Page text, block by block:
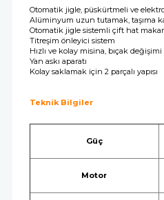
Otomatik jigle, püskürtmeli ve
Alüminyum uzun tutamak, taşıma
Otomatik jigle sistemli çift hat
Titreşim önleyici sistem
Hızlı ve kolay misina, bıçak değişimi
Yan askı aparatı
Kolay saklamak için 2 parçalı yapısı
Teknik Bilgiler
Güç
Motor